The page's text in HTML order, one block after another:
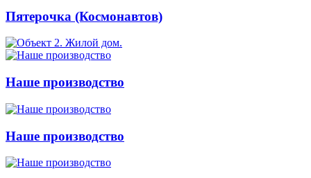
Пятерочка (Космонавтов)
Наше производство
Наше производство